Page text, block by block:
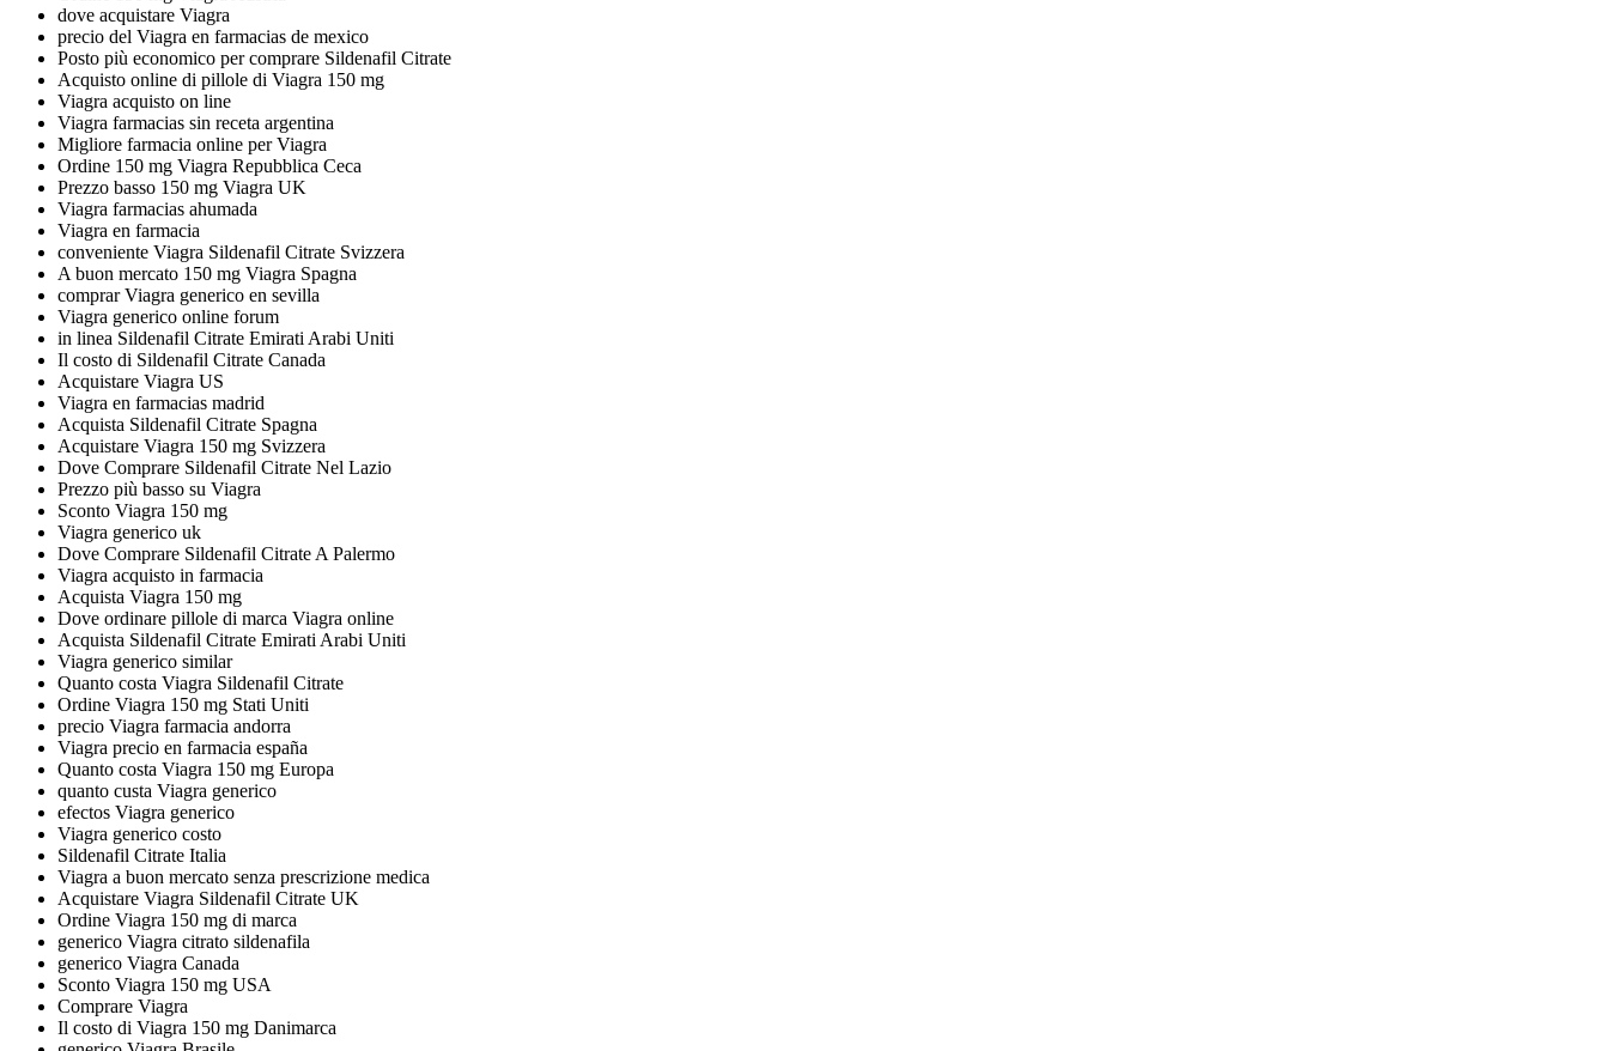
dove acquistare Viagra
precio del Viagra en farmacias de mexico
Posto più economico per comprare Sildenafil Citrate
Acquisto online di pillole di Viagra 150 mg
Viagra acquisto on line
Viagra farmacias sin receta argentina
Migliore farmacia online per Viagra
Ordine 150 mg Viagra Repubblica Ceca
Prezzo basso 150 mg Viagra UK
Viagra farmacias ahumada
Viagra en farmacia
conveniente Viagra Sildenafil Citrate Svizzera
A buon mercato 150 mg Viagra Spagna
comprar Viagra generico en sevilla
Viagra generico online forum
in linea Sildenafil Citrate Emirati Arabi Uniti
Il costo di Sildenafil Citrate Canada
Acquistare Viagra US
Viagra en farmacias madrid
Acquista Sildenafil Citrate Spagna
Acquistare Viagra 150 mg Svizzera
Dove Comprare Sildenafil Citrate Nel Lazio
Prezzo più basso su Viagra
Sconto Viagra 150 mg
Viagra generico uk
Dove Comprare Sildenafil Citrate A Palermo
Viagra acquisto in farmacia
Acquista Viagra 150 mg
Dove ordinare pillole di marca Viagra online
Acquista Sildenafil Citrate Emirati Arabi Uniti
Viagra generico similar
Quanto costa Viagra Sildenafil Citrate
Ordine Viagra 150 mg Stati Uniti
precio Viagra farmacia andorra
Viagra precio en farmacia españa
Quanto costa Viagra 150 mg Europa
quanto custa Viagra generico
efectos Viagra generico
Viagra generico costo
Sildenafil Citrate Italia
Viagra a buon mercato senza prescrizione medica
Acquistare Viagra Sildenafil Citrate UK
Ordine Viagra 150 mg di marca
generico Viagra citrato sildenafila
generico Viagra Canada
Sconto Viagra 150 mg USA
Comprare Viagra
Il costo di Viagra 150 mg Danimarca